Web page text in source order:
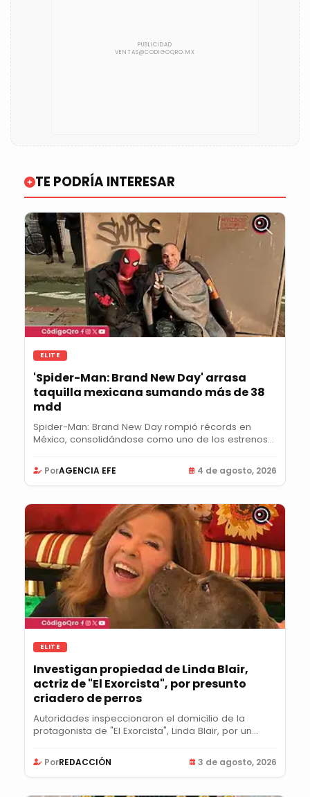
TE PODRÍA INTERESAR
ELITE
'Spider-Man: Brand New Day' arrasa
taquilla mexicana sumando más de 38
mdd
Spider-Man: Brand New Day rompió récords en
México, consolidándose como uno de los estrenos
PorAGENCIA EFE 4 de agosto, 2026
ELITE
Investigan propiedad de Linda Blair,
actriz de "El Exorcista", por presunto
criadero de perros
Autoridades inspeccionaron el domicilio de la
protagonista de "El Exorcista", Linda Blair, por un...
PorREDACCIÓN 3 de agosto, 2026